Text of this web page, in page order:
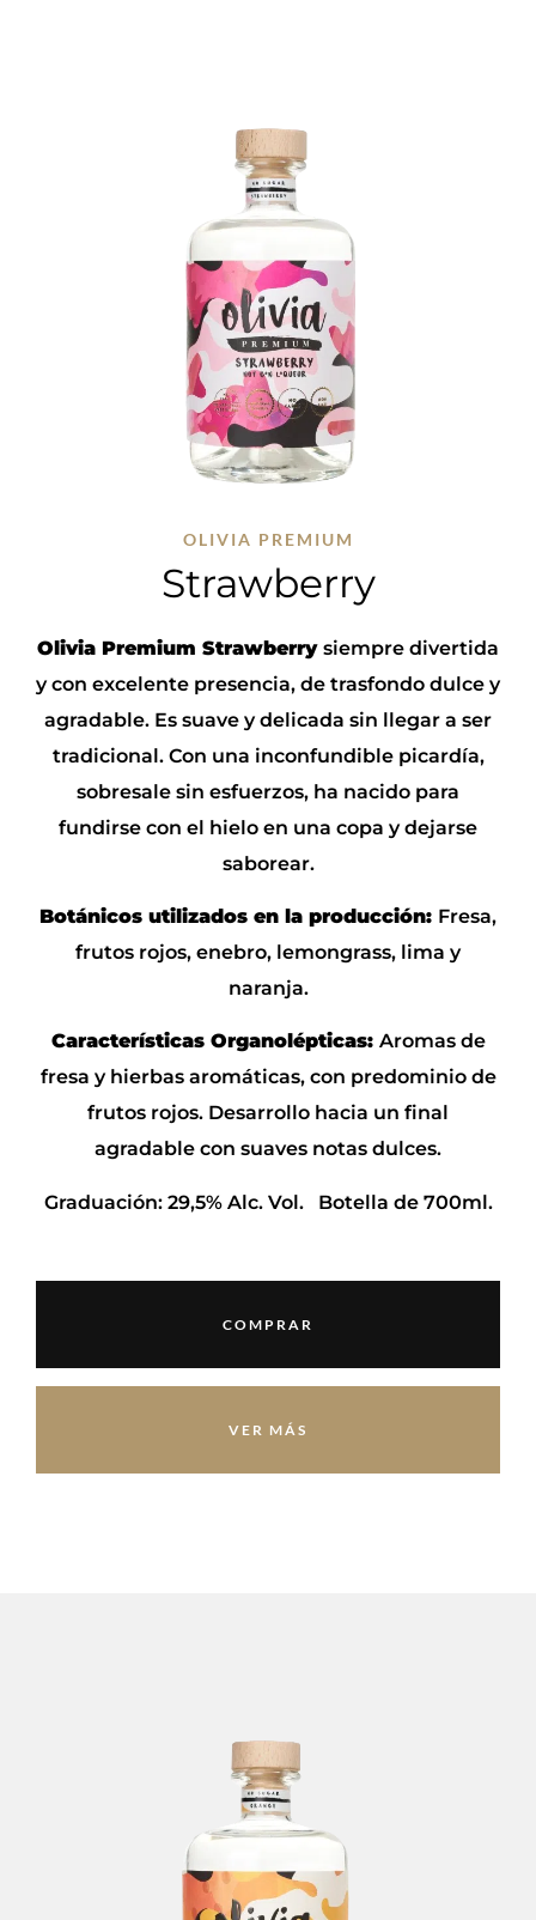
OLIVIA PREMIUM
Strawberry
Olivia Premium Strawberry siempre divertida
y con excelente presencia, de trasfondo dulce y
agradable. Es suave y delicada sin llegar a ser
tradicional. Con una inconfundible picardía,
sobresale sin esfuerzos, ha nacido para
fundirse con el hielo en una copa y dejarse
saborear.
Botánicos utilizados en la producción: Fresa,
frutos rojos, enebro, lemongrass, lima y
naranja.
Características Organolépticas: Aromas de
fresa y hierbas aromáticas, con predominio de
frutos rojos. Desarrollo hacia un final
agradable con suaves notas dulces.
Graduación: 29,5% Alc. Vol. Botella de 700ml.
COMPRAR
VER MÁS